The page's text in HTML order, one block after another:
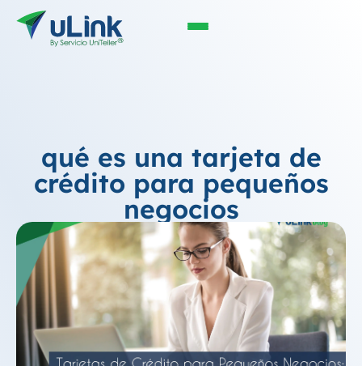
qué es una tarjeta de
crédito para pequeños
negocios